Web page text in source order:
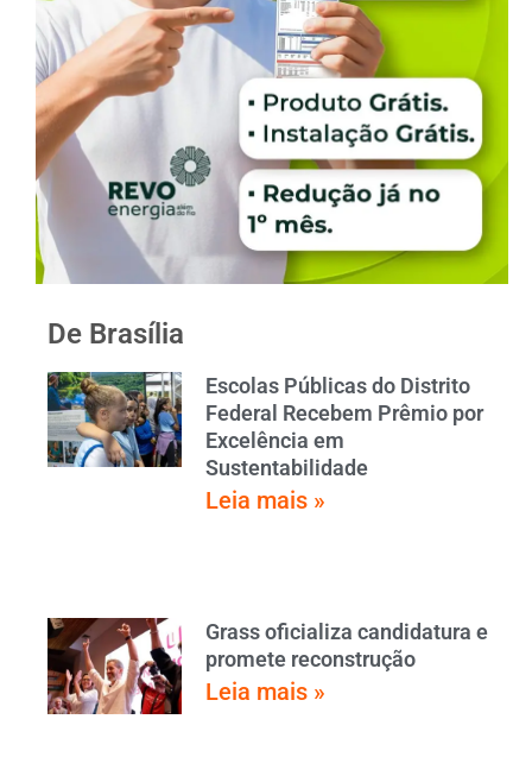
De Brasília
Escolas Públicas do Distrito
Federal Recebem Prêmio por
Excelência em
Sustentabilidade
Leia mais »
Grass oficializa candidatura e
promete reconstrução
Leia mais »